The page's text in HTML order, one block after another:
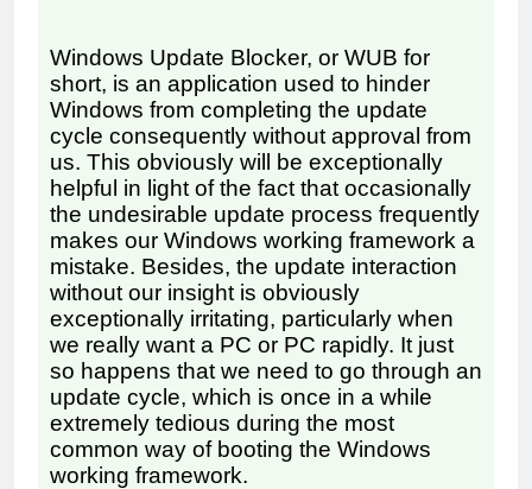
Windows Update Blocker, or WUB for
short, is an application used to hinder
Windows from completing the update
cycle consequently without approval from
us. This obviously will be exceptionally
helpful in light of the fact that occasionally
the undesirable update process frequently
makes our Windows working framework a
mistake. Besides, the update interaction
without our insight is obviously
exceptionally irritating, particularly when
we really want a PC or PC rapidly. It just
so happens that we need to go through an
update cycle, which is once in a while
extremely tedious during the most
common way of booting the Windows
working framework.